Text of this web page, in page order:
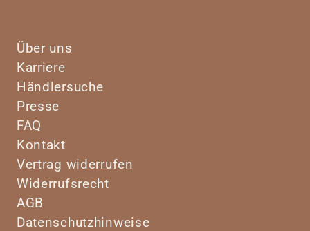
Über uns
Karriere
Händlersuche
Presse
FAQ
Kontakt
Vertrag widerrufen
Widerrufsrecht
AGB
Datenschutzhinweise